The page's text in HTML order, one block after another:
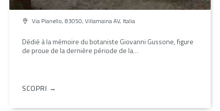
Via Pianello, 83050, Villamaina AV, Italia
Dédié à la mémoire du botaniste Giovanni Gussone, figure
de proue de la dernière période de la…
SCOPRI →